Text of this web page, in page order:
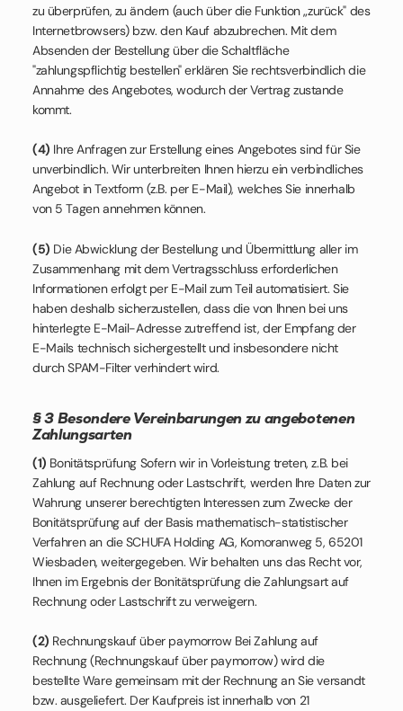
zu überprüfen, zu ändern (auch über die Funktion „zurück" des
Internetbrowsers) bzw. den Kauf abzubrechen. Mit dem
Absenden der Bestellung über die Schaltfläche
"zahlungspflichtig bestellen" erklären Sie rechtsverbindlich die
Annahme des Angebotes, wodurch der Vertrag zustande
kommt.
(4) Ihre Anfragen zur Erstellung eines Angebotes sind für Sie
unverbindlich. Wir unterbreiten Ihnen hierzu ein verbindliches
Angebot in Textform (z.B. per E-Mail), welches Sie innerhalb
von 5 Tagen annehmen können.
(5) Die Abwicklung der Bestellung und Übermittlung aller im
Zusammenhang mit dem Vertragsschluss erforderlichen
Informationen erfolgt per E-Mail zum Teil automatisiert. Sie
haben deshalb sicherzustellen, dass die von Ihnen bei uns
hinterlegte E-Mail-Adresse zutreffend ist, der Empfang der
E-Mails technisch sichergestellt und insbesondere nicht
durch SPAM-Filter verhindert wird.
§ 3 Besondere Vereinbarungen zu angebotenen
Zahlungsarten
(1) Bonitätsprüfung Sofern wir in Vorleistung treten, z.B. bei
Zahlung auf Rechnung oder Lastschrift, werden Ihre Daten zur
Wahrung unserer berechtigten Interessen zum Zwecke der
Bonitätsprüfung auf der Basis mathematisch-statistischer
Verfahren an die SCHUFA Holding AG, Komoranweg 5, 65201
Wiesbaden, weitergegeben. Wir behalten uns das Recht vor,
Ihnen im Ergebnis der Bonitätsprüfung die Zahlungsart auf
Rechnung oder Lastschrift zu verweigern.
(2) Rechnungskauf über paymorrow Bei Zahlung auf
Rechnung (Rechnungskauf über paymorrow) wird die
bestellte Ware gemeinsam mit der Rechnung an Sie versandt
bzw. ausgeliefert. Der Kaufpreis ist innerhalb von 21